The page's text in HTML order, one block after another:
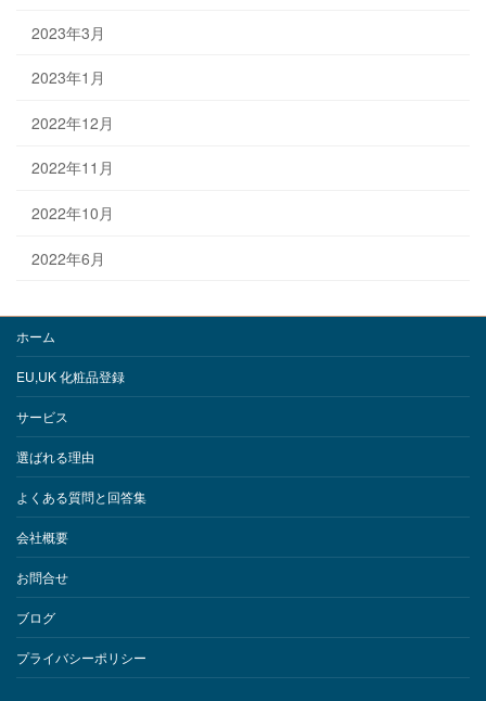
2023年3月
2023年1月
2022年12月
2022年11月
2022年10月
2022年6月
ホーム
EU,UK 化粧品登録
サービス
選ばれる理由
よくある質問と回答集
会社概要
お問合せ
ブログ
プライバシーポリシー